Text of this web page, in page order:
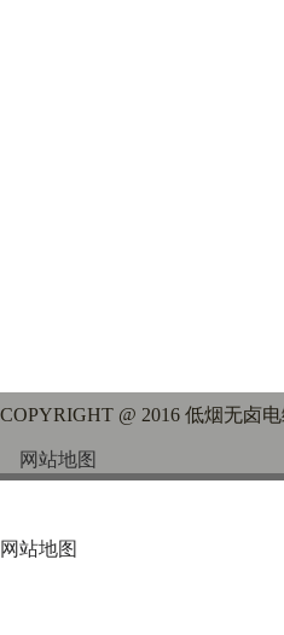
COPYRIGHT @ 2016 低烟无卤
网站地图
网站地图